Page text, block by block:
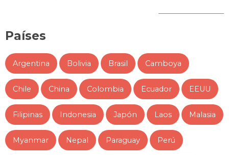
Países
Argentina Bolivia Brasil Camboya
Chile China Colombia Ecuador EEUU
Filipinas Indonesia Japón Laos Malasia
Myanmar Nepal Paraguay Perú